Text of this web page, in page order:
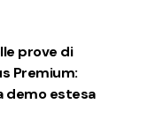
prove di
Premium:
demo estesa